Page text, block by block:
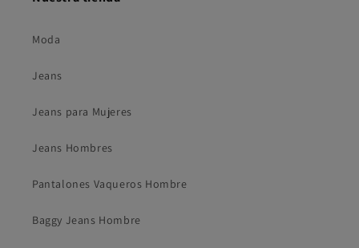
Moda
Jeans
Jeans para Mujeres
Jeans Hombres
Pantalones Vaqueros Hombre
Baggy Jeans Hombre